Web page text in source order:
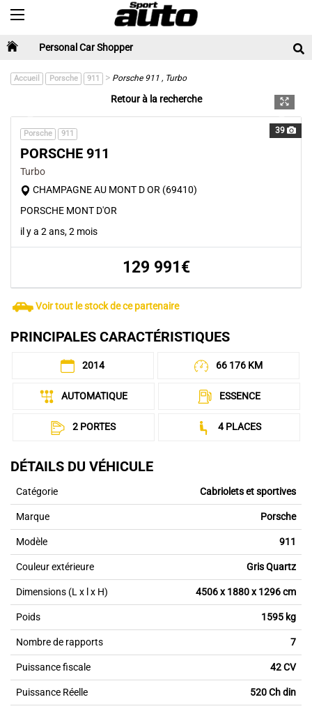
Toggle navigation
Personal Car Shopper
Accueil Porsche 911 > Porsche 911 , Turbo
Retour à la recherche
39
Next
Porsche 911
PORSCHE 911
Turbo
CHAMPAGNE AU MONT D OR (69410)
PORSCHE MONT D'OR
il y a 2 ans, 2 mois
129 991€
Voir tout le stock de ce partenaire
PRINCIPALES CARACTÉRISTIQUES
2014 66 176 KM
AUTOMATIQUE ESSENCE
2 PORTES 4 PLACES
DÉTAILS DU VÉHICULE
Catégorie Cabriolets et sportives
Marque Porsche
Modèle 911
Couleur extérieure Gris Quartz
Dimensions (L x l x H) 4506 x 1880 x 1296 cm
Poids 1595 kg
Nombre de rapports 7
Puissance fiscale 42 CV
Puissance Réelle 520 Ch din